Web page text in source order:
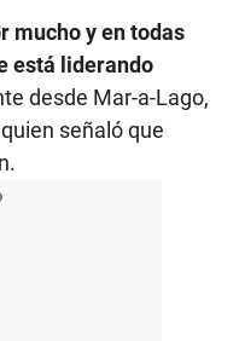
mucho y en todas
está liderando
desde Mar-a-Lago,
señaló que